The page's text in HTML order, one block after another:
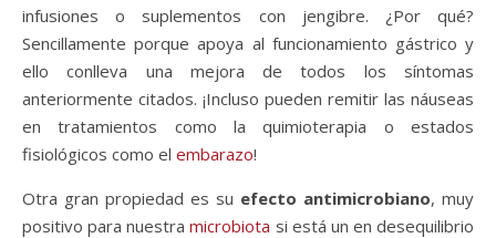
infusiones o suplementos con jengibre. ¿Por qué?
Sencillamente porque apoya al funcionamiento gástrico y
ello conlleva una mejora de todos los síntomas
anteriormente citados. ¡Incluso pueden remitir las náuseas
en tratamientos como la quimioterapia o estados
fisiológicos como el embarazo!
Otra gran propiedad es su efecto antimicrobiano, muy
positivo para nuestramicrobiota si está un en desequilibrio